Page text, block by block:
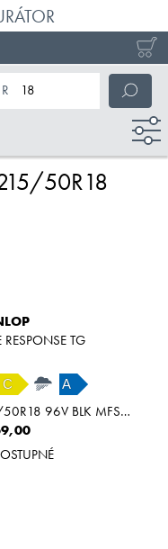
nominálny priemer pneumatiky
50R18
RESPONSE TG
C A
215/50R18 96V BLK MFS XL